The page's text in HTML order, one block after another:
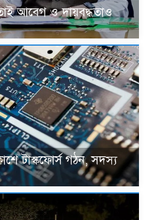
আবেগ ও দায়বদ্ধতাও
টাস্কফোর্স গঠন, সদস্য